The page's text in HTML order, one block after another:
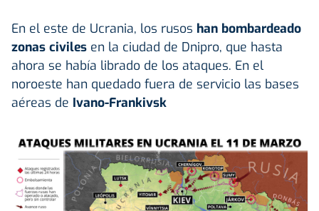
En el este de Ucrania, los rusos han bombardeado
zonas civiles en la ciudad de Dnipro, que hasta
ahora se había librado de los ataques. En el
noroeste han quedado fuera de servicio las bases
aéreas de Ivano-Frankivsk